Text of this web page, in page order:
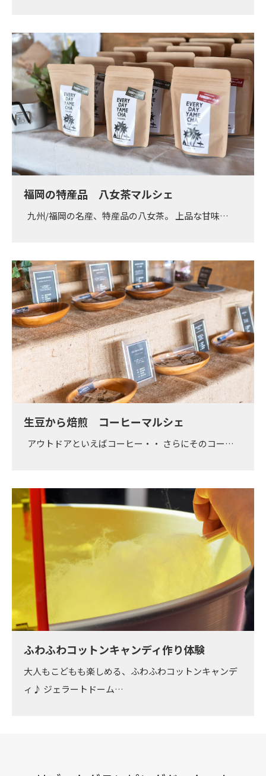
福岡の特産品 八女茶マルシェ
九州/福岡の名産、特産品の八女茶。 上品な甘味…
生豆から焙煎 コーヒーマルシェ
アウトドアといえばコーヒー・・ さらにそのコー…
ふわふわコットンキャンディ作り体験
大人もこどもも楽しめる、ふわふわコットンキャンデ
ィ♪ ジェラートドーム…